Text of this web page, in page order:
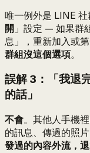
唯一例外是 LINE
開 」設定 — 如果群
息」，重新加入或
群組沒這個選項。
誤解 3：「我退
的話」
不會。其他人手機
的訊息、傳過的照
發過的內容外流，退